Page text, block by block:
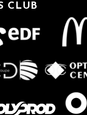
CLUB